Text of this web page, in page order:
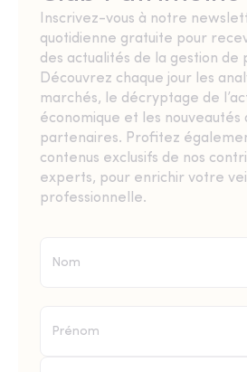
Inscrivez-vous à notre
quotidienne gratuite pour
des actualités de la gestion de
Découvrez chaque jour les
marchés, le décryptage de
économique et les nouveautés
partenaires. Profitez
contenus exclusifs de nos
experts, pour enrichir votre
professionnelle.